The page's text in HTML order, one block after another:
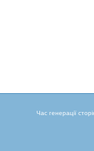
Час генерації